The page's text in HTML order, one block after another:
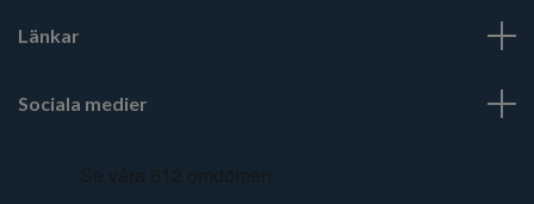
Länkar
Sociala medier